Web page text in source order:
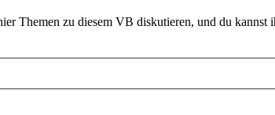
Themen zu diesem VB diskutieren, und du